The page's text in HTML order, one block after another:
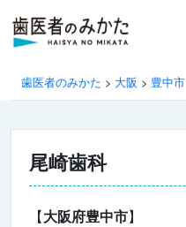
歯医者のみかた > 大阪 > 豊中市
尾崎歯科
【大阪府豊中市】